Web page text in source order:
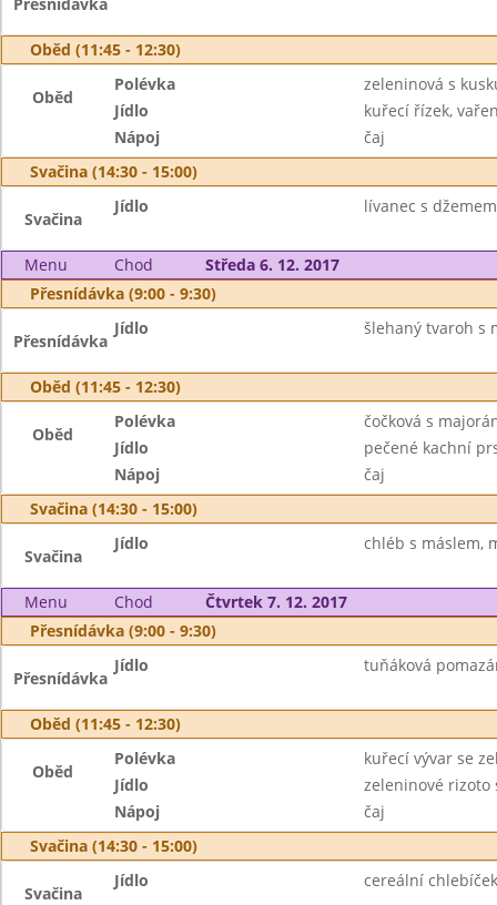
Oběd (11:45 - 12:30)
Oběd
Polévka
zeleninová s
Jídlo
kuřecí řízek,
Nápoj
čaj
Svačina (14:30 - 15:00)
Svačina
Jídlo lívanec s
Menu Chod
Středa 6. 12. 2017
Přesnídávka (9:00 - 9:30)
Přesnídávka
Jídlo šlehaný tvaroh s
Oběd (11:45 - 12:30)
Oběd
Polévka
čočková s
Jídlo
pečené kachní
Nápoj
čaj
Svačina (14:30 - 15:00)
Svačina
Jídlo chléb s máslem,
Menu Chod
Čtvrtek 7. 12. 2017
Přesnídávka (9:00 - 9:30)
Přesnídávka
Jídlo tuňáková
Oběd (11:45 - 12:30)
Oběd
Polévka
kuřecí vývar se
Jídlo
zeleninové rizoto
Nápoj
čaj
Svačina (14:30 - 15:00)
Svačina
Jídlo cereální